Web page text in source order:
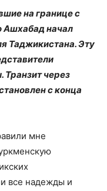
на границе с
Ашхабад начал
Таджикистана. Эту
Транзит через
с конца
мне
все надежды и